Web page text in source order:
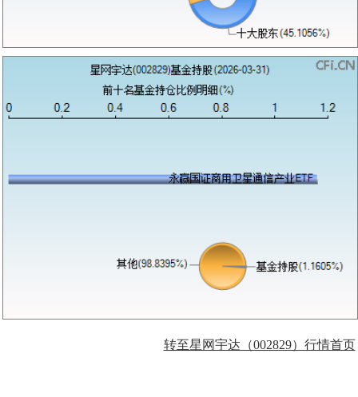
转至星网宇达（002829）行情首页